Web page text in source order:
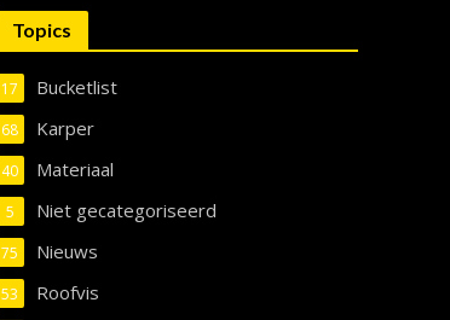
Topics
Bucketlist
17
Karper
68
Materiaal
40
Niet gecategoriseerd
5
Nieuws
75
Roofvis
53